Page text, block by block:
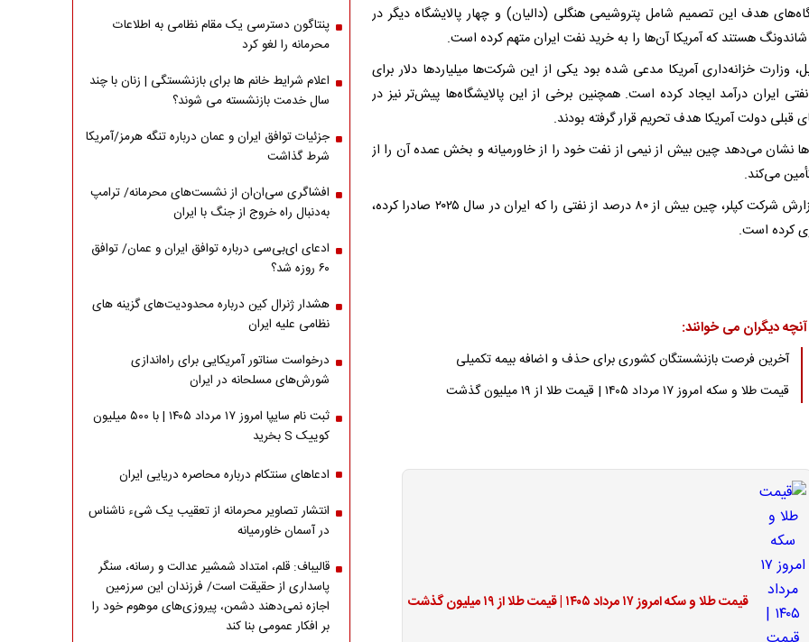
هدف این تصمیم شامل پتروشیمی هنگلی (دالیان) و چهار پالایشگاه دیگر در
هستند که آمریکا آن‌ها را به خرید نفت ایران متهم کرده است.
وزارت خزانه‌داری آمریکا مدعی شده بود یکی از این شرکت‌ها میلیاردها دلار برای
ایران درآمد ایجاد کرده است. همچنین برخی از این پالایشگاه‌ها پیش‌تر نیز در
قبلی دولت آمریکا هدف تحریم قرار گرفته بودند.
نشان می‌دهد چین بیش از نیمی از نفت خود را از خاورمیانه و بخش عمده آن را از
می‌کند.
طبق گزارش شرکت کپلر، چین بیش از ۸۰ درصد از نفتی را که ایران در سال ۲۰۲۵ صادرا کرده،
کرده است.
آنچه دیگران می خوانند:
آخرین فرصت بازنشستگان کشوری برای حذف و اضافه بیمه تکمیلی
قیمت طلا و سکه امروز ۱۷ مرداد ۱۴۰۵ | قیمت طلا از ۱۹ میلیون گذشت
قیمت طلا و سکه امروز ۱۷ مرداد ۱۴۰۵ | قیمت طلا از ۱۹ میلیون گذشت
پنتاگون دسترسی یک مقام نظامی به اطلاعات
محرمانه را لغو کرد
اعلام شرایط خانم ها برای بازنشستگی | زنان با چند
سال خدمت بازنشسته می شوند؟
جزئیات توافق ایران و عمان درباره تنگه هرمز/آمریکا
شرط گذاشت
افشاگری سی‌ان‌ان از نشست‌های محرمانه/ ترامپ
به‌دنبال راه خروج از جنگ با ایران
ادعای ای‌بی‌سی درباره توافق ایران و عمان/ توافق
۶۰ روزه شد؟
هشدار ژنرال کین درباره محدودیت‌های گزینه های
نظامی علیه ایران
درخواست سناتور آمریکایی برای راه‌اندازی
شورش‌های مسلحانه در ایران
ثبت نام سایپا امروز ۱۷ مرداد ۱۴۰۵ | با ۵۰۰ میلیون
کوییک S بخرید
ادعاهای سنتکام درباره محاصره دریایی ایران
انتشار تصاویر محرمانه از تعقیب یک شیء ناشناس
در آسمان خاورمیانه
قالیباف: قلم، امتداد شمشیر عدالت و رسانه، سنگر
پاسداری از حقیقت است/ فرزندان این سرزمین
اجازه نمی‌دهند دشمن، پیروزی‌های موهوم خود را
بر افکار عمومی بنا کند